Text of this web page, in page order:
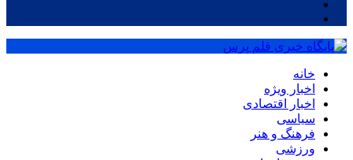
خانه
اخبار ویژه
اخبار اقتصادی
سیاسی
فرهنگ و هنر
ورزشی